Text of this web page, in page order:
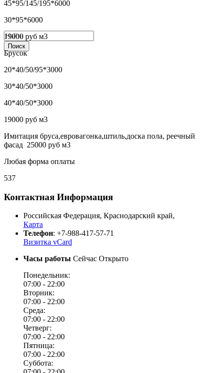
Поиск
45*95/145/195*6000
30*95*6000
19000 руб м3
Брусок
20*40/50/95*3000
30*40/50*3000
40*40/50*3000
19000 руб м3
Имитация бруса,евровагонка,штиль,доска пола, реечный
фасад 25000 руб м3
Любая форма оплаты
537
Контактная Информация
Российская Федерация, Краснодарский край,
Карта
Телефон: +7-988-417-57-71
Визитка vCard
Часы работы Сейчас Открыто
Понедельник:
07:00 - 22:00
Вторник:
07:00 - 22:00
Среда:
07:00 - 22:00
Четверг:
07:00 - 22:00
Пятница:
07:00 - 22:00
Суббота: